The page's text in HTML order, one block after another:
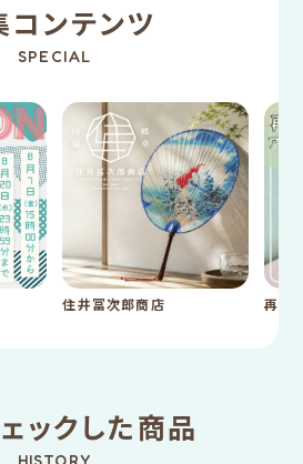
コンテンツ
SPECIAL
住井冨次郎商店 再入
ックした商品
HISTORY